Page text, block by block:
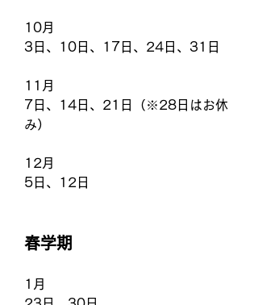
10月
3日、10日、17日、24日、31日
11月
7日、14日、21日（※28日はお休
み）
12月
5日、12日
春学期
1月